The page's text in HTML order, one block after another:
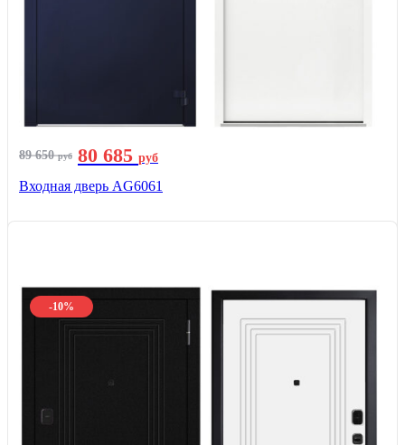
89 650руб 80 685 руб
Входная дверь AG6061
-10%